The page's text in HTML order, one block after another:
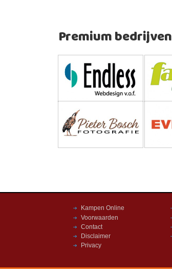
Premium bedrijven
Kampen Online
Voorwaarden
Contact
Disclaimer
Privacy